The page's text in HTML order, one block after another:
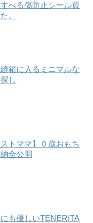
べる傷防止シール買
。
箱に入るミニマルな
し
ストママ】０歳おもち
全公開
も優しいTENERITA